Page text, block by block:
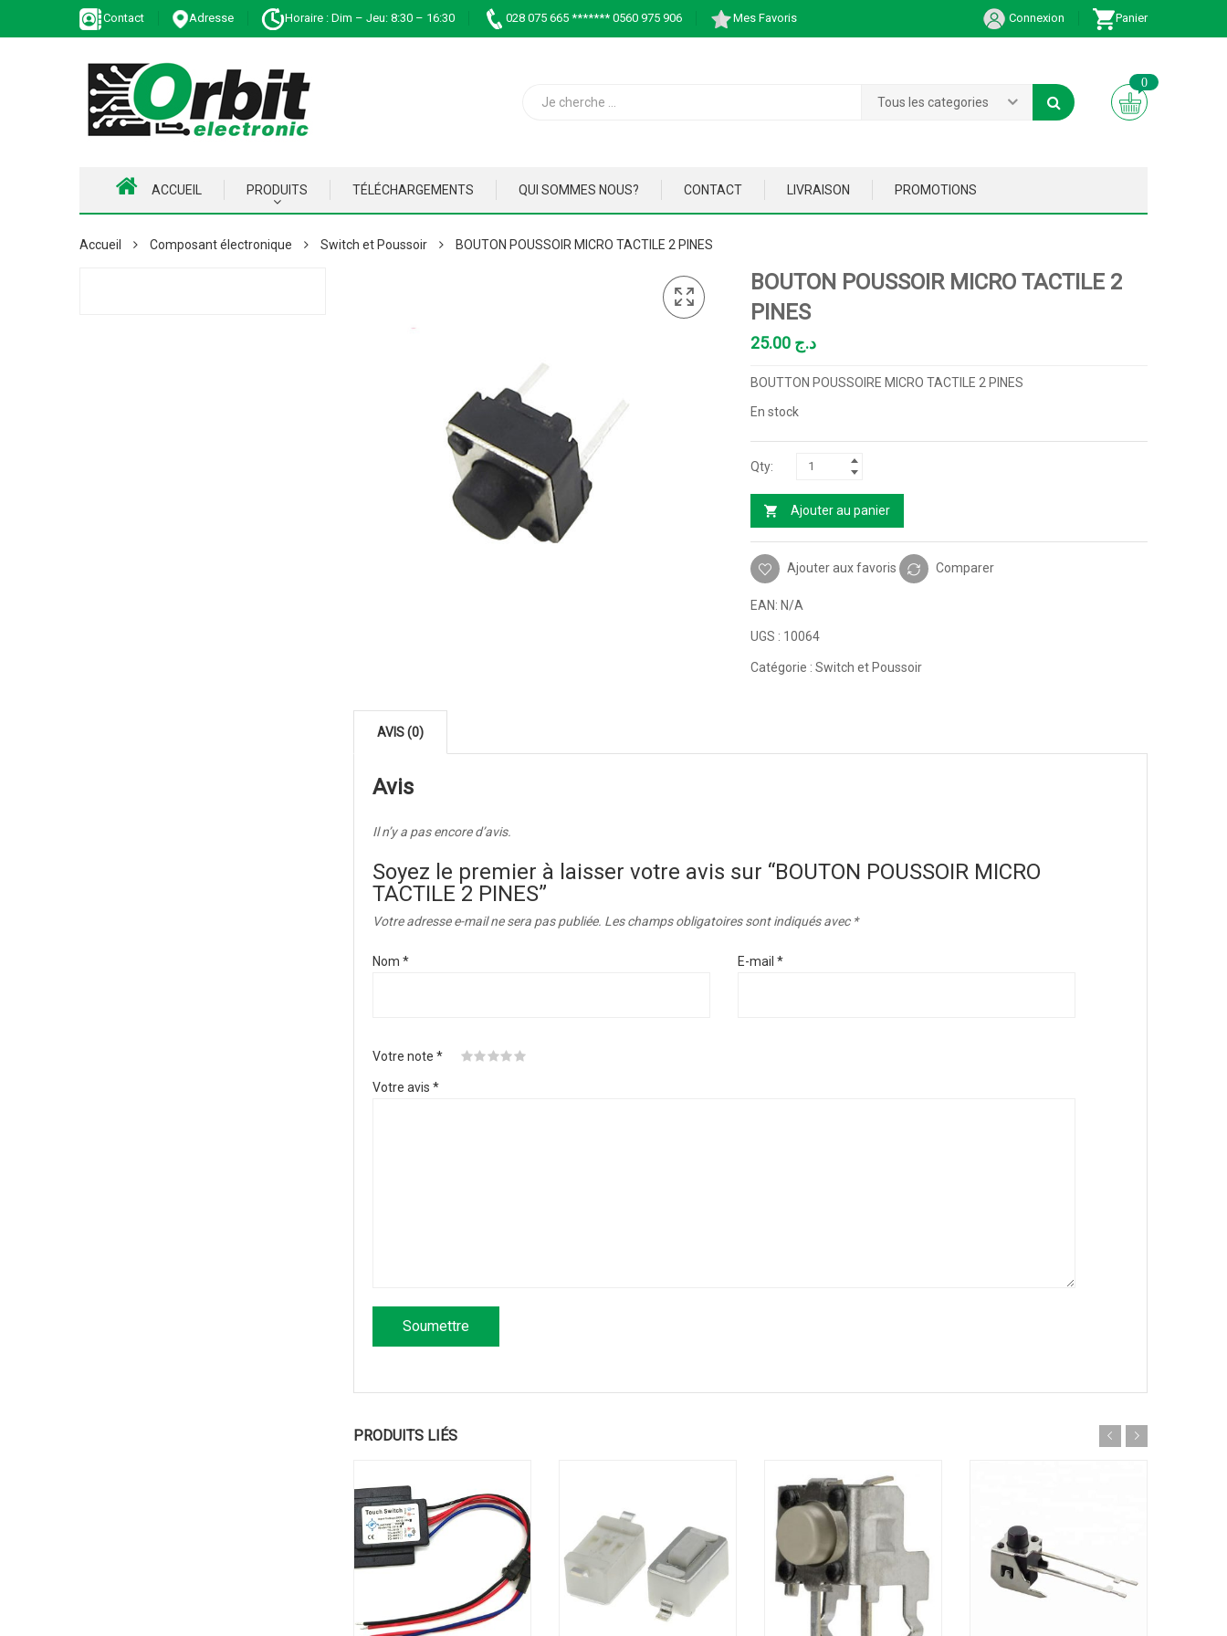
Contact Adresse Horaire : Dim – Jeu: 8:30 – 16:30 028 075 665 ******* 0560 975 906 Mes Favoris Connexion Panier
Tous les categories
0
ACCUEIL PRODUITS TÉLÉCHARGEMENTS QUI SOMMES NOUS? CONTACT LIVRAISON PROMOTIONS
Accueil Composant électronique Switch et Poussoir BOUTON POUSSOIR MICRO TACTILE 2 PINES
BOUTON POUSSOIR MICRO TACTILE 2
PINES
د.ج
BOUTTON POUSSOIRE MICRO TACTILE 2 PINES
En stock
Ajouter au panier
Ajouter aux favoris Comparer
EAN: N/A
UGS : 10064
Catégorie : Switch et Poussoir
AVIS (0)
Avis
Il n’y a pas encore d’avis.
Soyez le premier à laisser votre avis sur “BOUTON POUSSOIR MICRO
TACTILE 2 PINES”
Votre adresse e-mail ne sera pas publiée. Les champs obligatoires sont indiqués avec *
Nom * E-mail *
Votre note *
Votre avis *
PRODUITS LIÉS